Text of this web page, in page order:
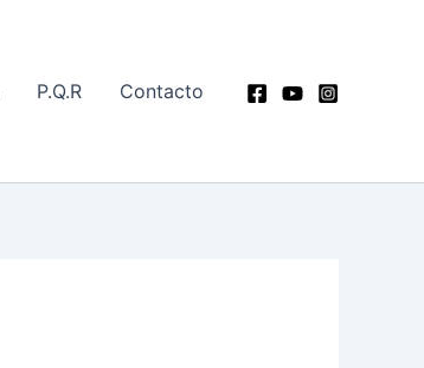
P.Q.R Contacto